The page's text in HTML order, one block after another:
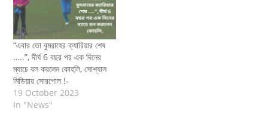
“এবার তো বুমরাহের ক্যারিয়ার শেষ
…..”, দীর্ঘ 6 বছর পর এক দিনের
ম্যাচে বল করলেন কোহলি, সোশ্যাল
মিডিয়ায় সোরগোল !-
19 October 2023
In "News"